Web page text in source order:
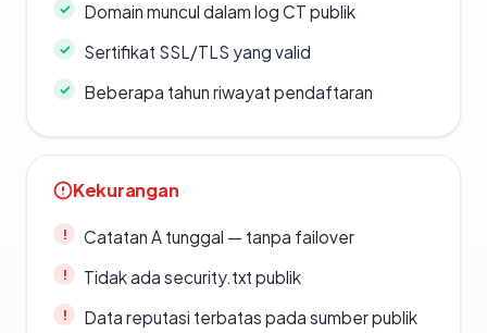
Domain muncul dalam log CT publik
Sertifikat SSL/TLS yang valid
Beberapa tahun riwayat pendaftaran
Kekurangan
Catatan A tunggal — tanpa failover
Tidak ada security.txt publik
Data reputasi terbatas pada sumber publik